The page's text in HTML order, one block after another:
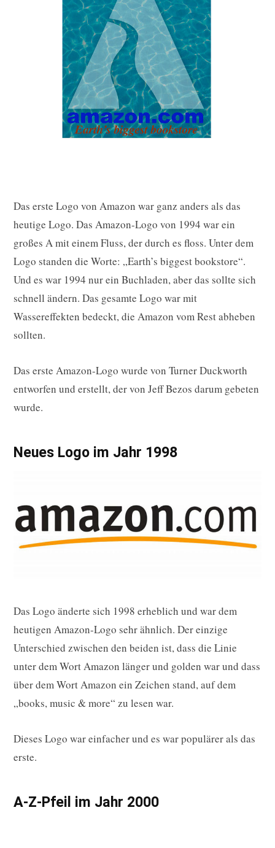
Das erste Logo von Amazon war ganz anders als das
heutige Logo. Das Amazon-Logo von 1994 war ein
großes A mit einem Fluss, der durch es floss. Unter dem
Logo standen die Worte: „Earth’s biggest bookstore“.
Und es war 1994 nur ein Buchladen, aber das sollte sich
schnell ändern. Das gesamte Logo war mit
Wassereffekten bedeckt, die Amazon vom Rest abheben
sollten.
Das erste Amazon-Logo wurde von Turner Duckworth
entworfen und erstellt, der von Jeff Bezos darum gebeten
wurde.
Neues Logo im Jahr 1998
Das Logo änderte sich 1998 erheblich und war dem
heutigen Amazon-Logo sehr ähnlich. Der einzige
Unterschied zwischen den beiden ist, dass die Linie
unter dem Wort Amazon länger und golden war und dass
über dem Wort Amazon ein Zeichen stand, auf dem
„books, music & more“ zu lesen war.
Dieses Logo war einfacher und es war populärer als das
erste.
A-Z-Pfeil im Jahr 2000